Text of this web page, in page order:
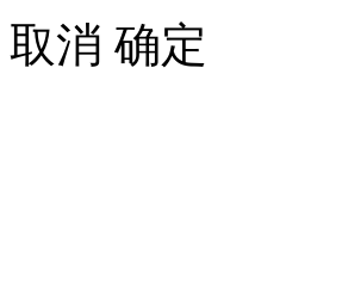
取消 确定